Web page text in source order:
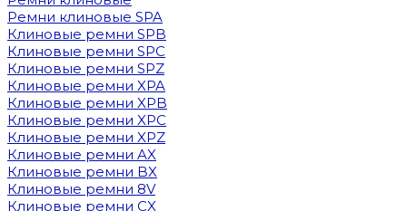
Ремни клиновые SPA
Клиновые ремни SPB
Клиновые ремни SPC
Клиновые ремни SPZ
Клиновые ремни XPA
Клиновые ремни XPB
Клиновые ремни XPC
Клиновые ремни XPZ
Клиновые ремни AX
Клиновые ремни BX
Клиновые ремни 8V
Клиновые ремни CX